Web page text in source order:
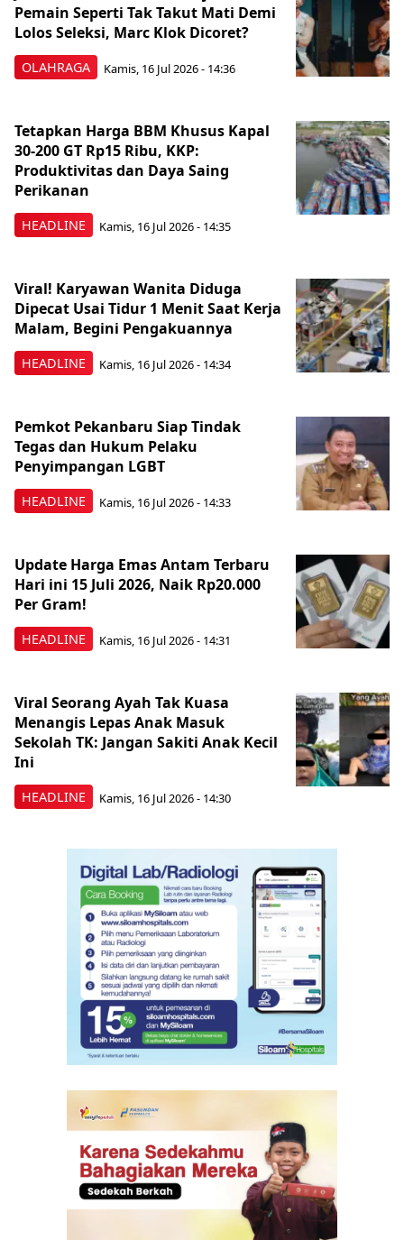
OLAHRAGA
Pemain Seperti Tak Takut Mati Demi
Lolos Seleksi, Marc Klok Dicoret?
Kamis, 16 Jul 2026 - 14:36
HEADLINE
Tetapkan Harga BBM Khusus Kapal
30-200 GT Rp15 Ribu, KKP:
Produktivitas dan Daya Saing
Perikanan
Kamis, 16 Jul 2026 - 14:35
HEADLINE
Viral! Karyawan Wanita Diduga
Dipecat Usai Tidur 1 Menit Saat Kerja
Malam, Begini Pengakuannya
Kamis, 16 Jul 2026 - 14:34
HEADLINE
Pemkot Pekanbaru Siap Tindak
Tegas dan Hukum Pelaku
Penyimpangan LGBT
Kamis, 16 Jul 2026 - 14:33
HEADLINE
Update Harga Emas Antam Terbaru
Hari ini 15 Juli 2026, Naik Rp20.000
Per Gram!
Kamis, 16 Jul 2026 - 14:31
HEADLINE
Viral Seorang Ayah Tak Kuasa
Menangis Lepas Anak Masuk
Sekolah TK: Jangan Sakiti Anak Kecil
Ini
Kamis, 16 Jul 2026 - 14:30